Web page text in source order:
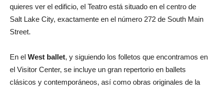
quieres ver el edificio, el Teatro está situado en el centro de
Salt Lake City, exactamente en el número 272 de South Main
Street.
En el West ballet, y siguiendo los folletos que encontramos en
el Visitor Center, se incluye un gran repertorio en ballets
clásicos y contemporáneos, así como obras originales de la